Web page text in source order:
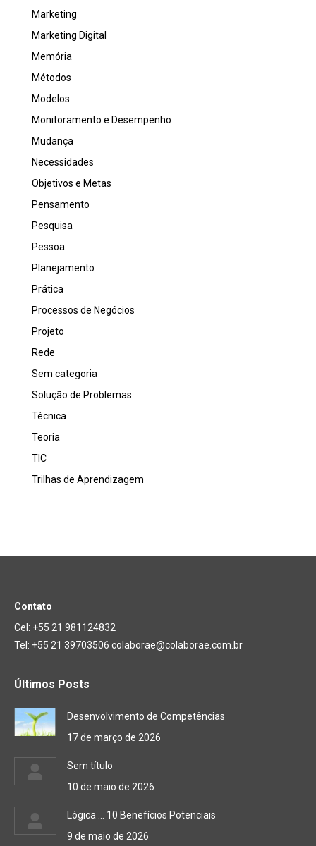
Marketing
Marketing Digital
Memória
Métodos
Modelos
Monitoramento e Desempenho
Mudança
Necessidades
Objetivos e Metas
Pensamento
Pesquisa
Pessoa
Planejamento
Prática
Processos de Negócios
Projeto
Rede
Sem categoria
Solução de Problemas
Técnica
Teoria
TIC
Trilhas de Aprendizagem
Contato
Cel: +55 21 981124832
Tel: +55 21 39703506 colaborae@colaborae.com.br
Últimos Posts
Desenvolvimento de Competências
17 de março de 2026
Sem título
10 de maio de 2026
Lógica … 10 Benefícios Potenciais
9 de maio de 2026